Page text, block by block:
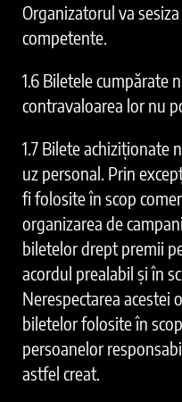
Organizatorul va
competente.
1.6 Biletele cumpărate
contravaloarea lor nu
1.7 Bilete achiziționate
uz personal. Prin
fi folosite în scop
organizarea de
biletelor drept premii
acordul prealabil și în
Nerespectarea acestei
biletelor folosite în
persoanelor
astfel creat.